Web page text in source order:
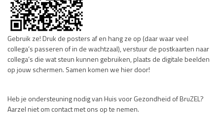
Gebruik ze! Druk de posters af en hang ze op (daar waar veel
collega’s passeren of in de wachtzaal), verstuur de postkaarten naar
collega’s die wat steun kunnen gebruiken, plaats de digitale beelden
op jouw schermen. Samen komen we hier door!
Heb je ondersteuning nodig van Huis voor Gezondheid of BruZEL?
Aarzel niet om contact met ons op te nemen.